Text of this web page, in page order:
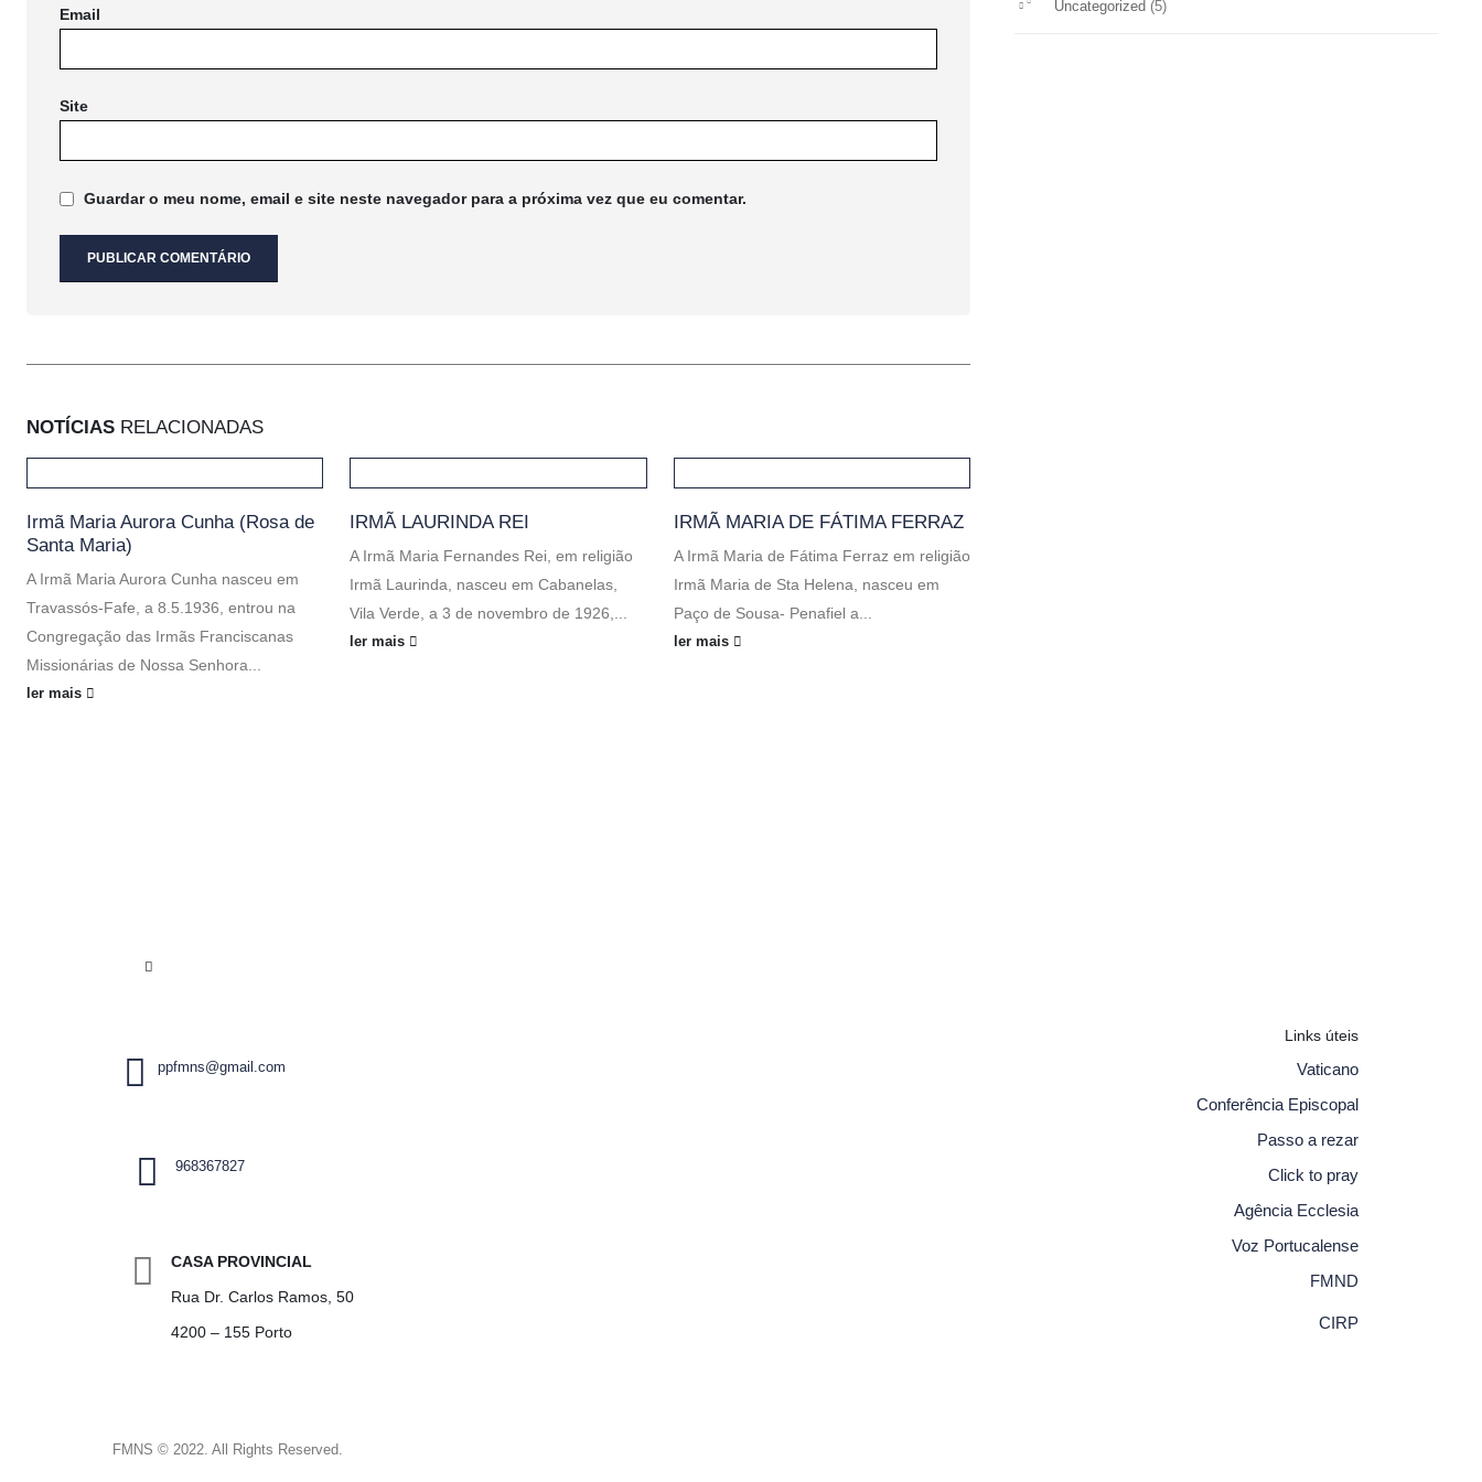
Email
Site
Guardar o meu nome, email e site neste navegador para a próxima vez que eu comentar.
NOTÍCIAS RELACIONADAS
Irmã Maria Aurora Cunha (Rosa de
Santa Maria)
A Irmã Maria Aurora Cunha nasceu em
Travassós-Fafe, a 8.5.1936, entrou na
Congregação das Irmãs Franciscanas
Missionárias de Nossa Senhora...
ler mais
IRMÃ LAURINDA REI
A Irmã Maria Fernandes Rei, em religião
Irmã Laurinda, nasceu em Cabanelas,
Vila Verde, a 3 de novembro de 1926,...
ler mais
IRMÃ MARIA DE FÁTIMA FERRAZ
A Irmã Maria de Fátima Ferraz em religião
Irmã Maria de Sta Helena, nasceu em
Paço de Sousa- Penafiel a...
ler mais
Uncategorized (5)
ppfmns@gmail.com
968367827
CASA PROVINCIAL
Rua Dr. Carlos Ramos, 50
4200 – 155 Porto
Links úteis
Vaticano
Conferência Episcopal
Passo a rezar
Click to pray
Agência Ecclesia
Voz Portucalense
FMND
CIRP
FMNS © 2022. All Rights Reserved.